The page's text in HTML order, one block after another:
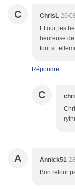
C ChrisL 26/
Et oui, les
heureuse
tout st
Répondre
C
A Annick51
Bon retour